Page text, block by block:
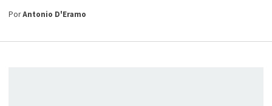
PorAntonio D'Eramo